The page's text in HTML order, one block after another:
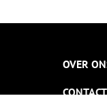
wordt het gesloopt. In
van Ter Coulster een
OVER
CONTACT